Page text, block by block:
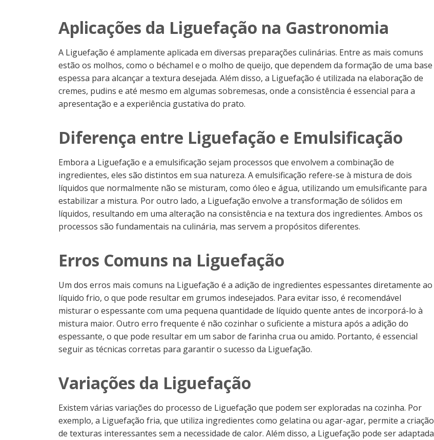
Aplicações da Liguefação na Gastronomia
A Liguefação é amplamente aplicada em diversas preparações culinárias. Entre as mais comuns
estão os molhos, como o béchamel e o molho de queijo, que dependem da formação de uma base
espessa para alcançar a textura desejada. Além disso, a Liguefação é utilizada na elaboração de
cremes, pudins e até mesmo em algumas sobremesas, onde a consistência é essencial para a
apresentação e a experiência gustativa do prato.
Diferença entre Liguefação e Emulsificação
Embora a Liguefação e a emulsificação sejam processos que envolvem a combinação de
ingredientes, eles são distintos em sua natureza. A emulsificação refere-se à mistura de dois
líquidos que normalmente não se misturam, como óleo e água, utilizando um emulsificante para
estabilizar a mistura. Por outro lado, a Liguefação envolve a transformação de sólidos em
líquidos, resultando em uma alteração na consistência e na textura dos ingredientes. Ambos os
processos são fundamentais na culinária, mas servem a propósitos diferentes.
Erros Comuns na Liguefação
Um dos erros mais comuns na Liguefação é a adição de ingredientes espessantes diretamente ao
líquido frio, o que pode resultar em grumos indesejados. Para evitar isso, é recomendável
misturar o espessante com uma pequena quantidade de líquido quente antes de incorporá-lo à
mistura maior. Outro erro frequente é não cozinhar o suficiente a mistura após a adição do
espessante, o que pode resultar em um sabor de farinha crua ou amido. Portanto, é essencial
seguir as técnicas corretas para garantir o sucesso da Liguefação.
Variações da Liguefação
Existem várias variações do processo de Liguefação que podem ser exploradas na cozinha. Por
exemplo, a Liguefação fria, que utiliza ingredientes como gelatina ou agar-agar, permite a criação
de texturas interessantes sem a necessidade de calor. Além disso, a Liguefação pode ser adaptada